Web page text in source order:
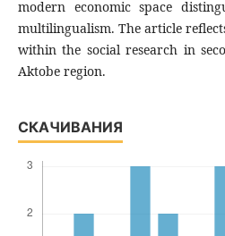
modern economic space
multilingualism. The article
within the social research in
Aktobe region.
СКАЧИВАНИЯ